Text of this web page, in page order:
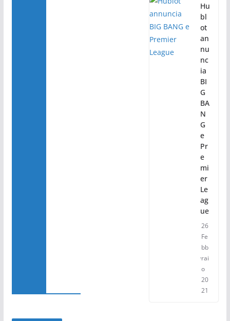
Hu
bl
ot
an
nu
nc
ia
BI
G
BA
N
G
e
Pr
e
mi
er
Le
ag
ue
26
Fe
bb
rai
o
20
21